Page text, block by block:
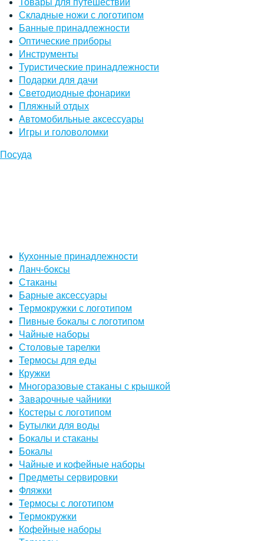
Складные ножи с логотипом
Банные принадлежности
Оптические приборы
Инструменты
Туристические принадлежности
Подарки для дачи
Светодиодные фонарики
Пляжный отдых
Автомобильные аксессуары
Игры и головоломки
Посуда
Кухонные принадлежности
Ланч-боксы
Стаканы
Барные аксессуары
Термокружки с логотипом
Пивные бокалы с логотипом
Чайные наборы
Столовые тарелки
Термосы для еды
Кружки
Многоразовые стаканы с крышкой
Заварочные чайники
Костеры с логотипом
Бутылки для воды
Бокалы и стаканы
Бокалы
Чайные и кофейные наборы
Предметы сервировки
Фляжки
Термосы с логотипом
Термокружки
Кофейные наборы